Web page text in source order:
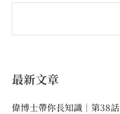
最新文章
偉博士帶你長知識｜第38話